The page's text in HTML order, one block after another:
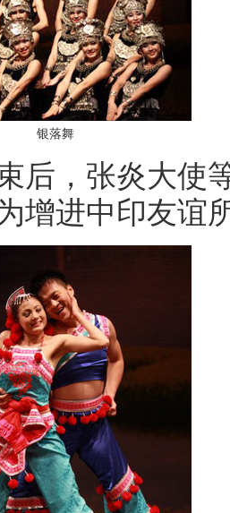
银落舞
，张炎大使等
增进中印友谊